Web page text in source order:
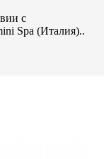
с
Spa (Италия)..